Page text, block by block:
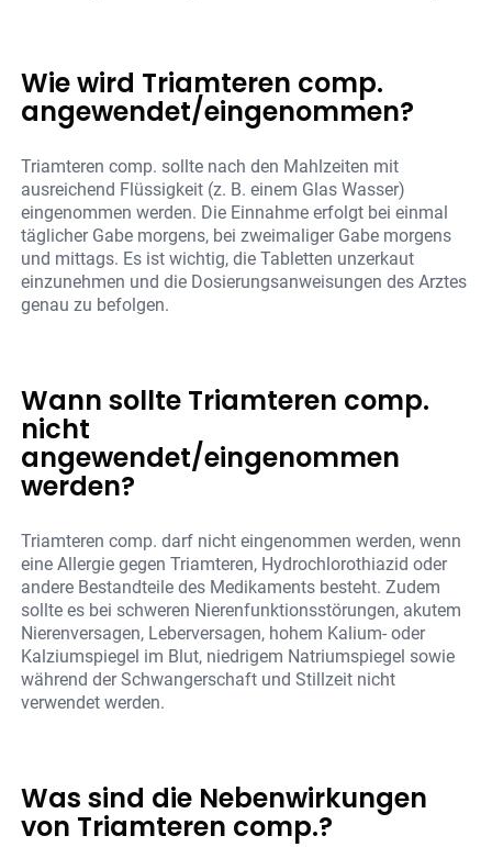
Wie wird Triamteren comp.
angewendet/eingenommen?
Triamteren comp. sollte nach den Mahlzeiten mit
ausreichend Flüssigkeit (z. B. einem Glas Wasser)
eingenommen werden. Die Einnahme erfolgt bei einmal
täglicher Gabe morgens, bei zweimaliger Gabe morgens
und mittags. Es ist wichtig, die Tabletten unzerkaut
einzunehmen und die Dosierungsanweisungen des Arztes
genau zu befolgen.
Wann sollte Triamteren comp.
nicht
angewendet/eingenommen
werden?
Triamteren comp. darf nicht eingenommen werden, wenn
eine Allergie gegen Triamteren, Hydrochlorothiazid oder
andere Bestandteile des Medikaments besteht. Zudem
sollte es bei schweren Nierenfunktionsstörungen, akutem
Nierenversagen, Leberversagen, hohem Kalium- oder
Kalziumspiegel im Blut, niedrigem Natriumspiegel sowie
während der Schwangerschaft und Stillzeit nicht
verwendet werden.
Was sind die Nebenwirkungen
von Triamteren comp.?